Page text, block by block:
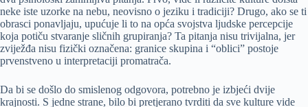
neke iste uzorke na nebu, neovisno o jeziku i tradiciji? Drugo, ako se ti
obrasci ponavljaju, upućuje li to na opća svojstva ljudske percepcije
koja potiču stvaranje sličnih grupiranja? Ta pitanja nisu trivijalna, jer
zviježđa nisu fizički označena: granice skupina i “oblici” postoje
prvenstveno u interpretaciji promatrača.
Da bi se došlo do smislenog odgovora, potrebno je izbjeći dvije
krajnosti. S jedne strane, bilo bi pretjerano tvrditi da sve kulture vide